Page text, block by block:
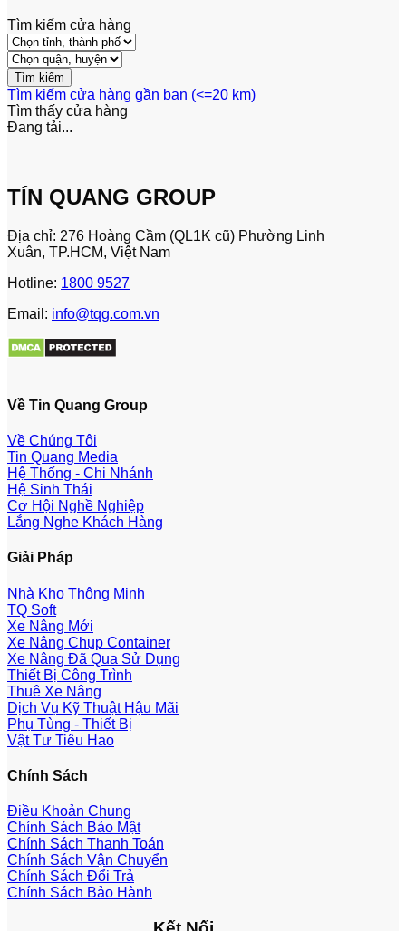
Tìm kiếm cửa hàng
Tìm kiếm cửa hàng gần bạn (<=20 km)
Tìm thấy cửa hàng
Đang tải...
TÍN QUANG GROUP
Địa chỉ: 276 Hoàng Cầm (QL1K cũ) Phường Linh
Xuân, TP.HCM, Việt Nam
Hotline: 1800 9527
Email: info@tqg.com.vn
Về Tin Quang Group
Về Chúng Tôi
Tin Quang Media
Hệ Thống - Chi Nhánh
Hệ Sinh Thái
Cơ Hội Nghề Nghiệp
Lắng Nghe Khách Hàng
Giải Pháp
Nhà Kho Thông Minh
TQ Soft
Xe Nâng Mới
Xe Nâng Chụp Container
Xe Nâng Đã Qua Sử Dụng
Thiết Bị Công Trình
Thuê Xe Nâng
Dịch Vụ Kỹ Thuật Hậu Mãi
Phụ Tùng - Thiết Bị
Vật Tư Tiêu Hao
Chính Sách
Điều Khoản Chung
Chính Sách Bảo Mật
Chính Sách Thanh Toán
Chính Sách Vận Chuyển
Chính Sách Đổi Trả
Chính Sách Bảo Hành